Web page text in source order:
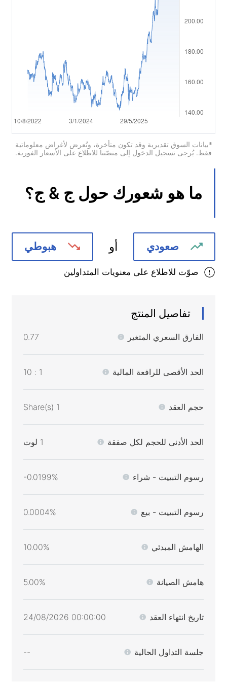
繁體中文
Bahasa Indonesia
*بيانات السوق تقديرية وقد تكون متأخرة، وتُعرض لأغراض معلوماتية
فقط. يُرجى تسجيل الدخول إلى منصّتنا للاطلاع على الأسعار الفورية.
ما هو شعورك حول ج & ج?
صعودي أو هبوطي
صوّت للاطلاع على معنويات المتداولين
تفاصيل المنتج
الفارق السعري المتغير 0.77
الحد الأقصى للرافعة المالية 1 : 10
حجم العقد 1 Share(s)
الحد الأدنى للحجم لكل صفقة 1 لوت
رسوم التبييت - شراء -0.0199%
رسوم التبييت - بيع 0.0004%
الهامش المبدئي 10.00%
هامش الصيانة 5.00%
تاريخ انتهاء العقد 00:00:00 24/08/2026
جلسة التداول الحالية --